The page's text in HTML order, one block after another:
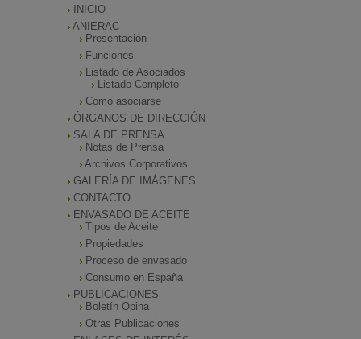
INICIO
ANIERAC
Presentación
Funciones
Listado de Asociados
Listado Completo
Como asociarse
ÓRGANOS DE DIRECCIÓN
SALA DE PRENSA
Notas de Prensa
Archivos Corporativos
GALERÍA DE IMÁGENES
CONTACTO
ENVASADO DE ACEITE
Tipos de Aceite
Propiedades
Proceso de envasado
Consumo en España
PUBLICACIONES
Boletín Opina
Otras Publicaciones